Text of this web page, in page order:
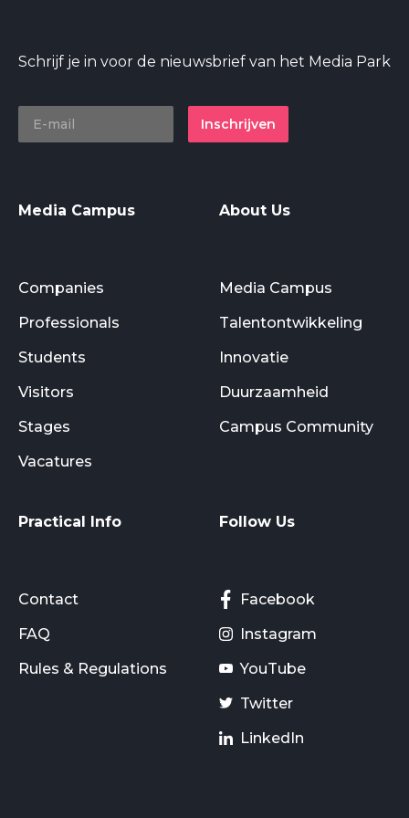
Schrijf je in voor de nieuwsbrief van het Media Park
Inschrijven
Media Campus
Companies
Professionals
Students
Visitors
Stages
Vacatures
About Us
Media Campus
Talentontwikkeling
Innovatie
Duurzaamheid
Campus Community
Practical Info
Contact
FAQ
Rules & Regulations
Follow Us
Facebook
Instagram
YouTube
Twitter
LinkedIn